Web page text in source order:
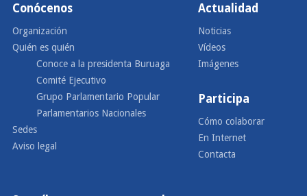
Conócenos
Organización
Quién es quién
Conoce a la presidenta Buruaga
Comité Ejecutivo
Grupo Parlamentario Popular
Parlamentarios Nacionales
Sedes
Aviso legal
Actualidad
Noticias
Vídeos
Imágenes
Participa
Cómo colaborar
En Internet
Contacta